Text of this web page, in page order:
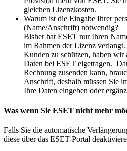
gleichen Lizenzkosten.
Warum ist die Eingabe Ihrer
(Name/Anschrift) notwendig?
Bisher hat ESET nur Ihren
im Rahmen der Lizenz
Kunden zu schützen, haben wir
Daten bei ESET eigetragen.
Rechnung zusenden kann,
Anschrift, deshalb müssen Sie
Ihre Daten eingeben oder
Was wenn Sie ESET nicht mehr
Falls Sie die automatische
diese über das ESET-Portal